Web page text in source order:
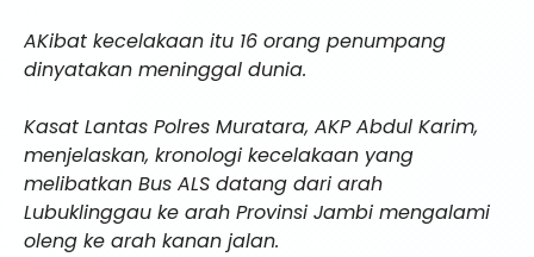
AKibat kecelakaan itu 16 orang penumpang
dinyatakan meninggal dunia.
Kasat Lantas Polres Muratara, AKP Abdul Karim,
menjelaskan, kronologi kecelakaan yang
melibatkan Bus ALS datang dari arah
Lubuklinggau ke arah Provinsi Jambi mengalami
oleng ke arah kanan jalan.